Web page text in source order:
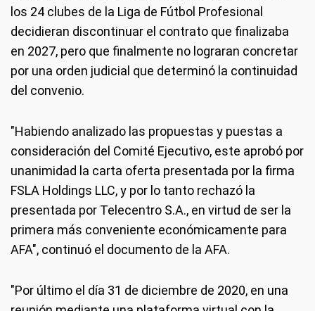
los 24 clubes de la Liga de Fútbol Profesional
decidieran discontinuar el contrato que finalizaba
en 2027, pero que finalmente no lograran concretar
por una orden judicial que determinó la continuidad
del convenio.
"Habiendo analizado las propuestas y puestas a
consideración del Comité Ejecutivo, este aprobó por
unanimidad la carta oferta presentada por la firma
FSLA Holdings LLC, y por lo tanto rechazó la
presentada por Telecentro S.A., en virtud de ser la
primera más conveniente económicamente para
AFA", continuó el documento de la AFA.
"Por último el día 31 de diciembre de 2020, en una